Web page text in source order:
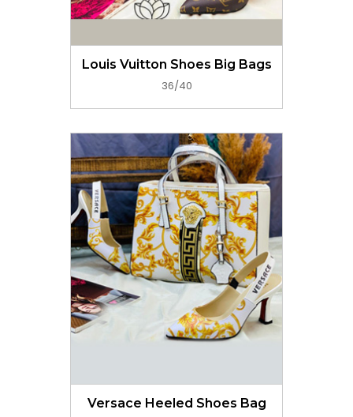
GET PRICE NOW
Louis Vuitton Shoes Big Bags
36/40
Versace Heeled Shoes Bag